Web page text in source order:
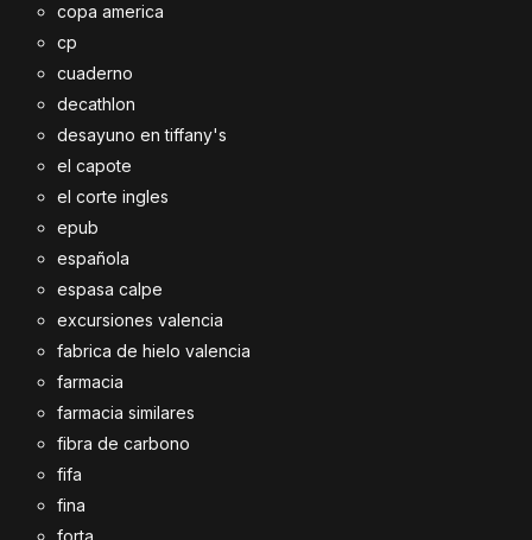
copa america
cp
cuaderno
decathlon
desayuno en tiffany's
el capote
el corte ingles
epub
española
espasa calpe
excursiones valencia
fabrica de hielo valencia
farmacia
farmacia similares
fibra de carbono
fifa
fina
forta